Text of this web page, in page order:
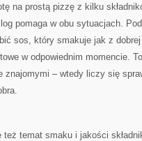
na prostą pizzę z kilku
pomaga w obu sytuacjach.
sos, który smakuje jak z
w odpowiednim momencie.
znajomymi – wtedy liczy się
temat smaku i jakości